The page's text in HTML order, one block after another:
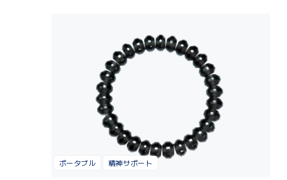
ポータブル 精神サポート